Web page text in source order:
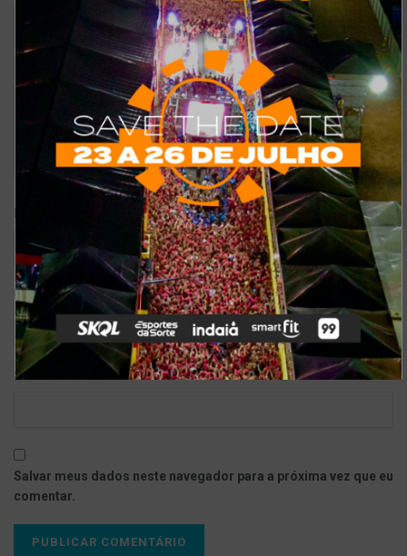
Nome
E-mail *
Site
Salvar meus dados neste navegador para a próxima vez que eu
comentar.